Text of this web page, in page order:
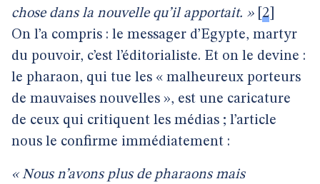
chose dans la nouvelle qu’il apportait. »[ 2
On l’a compris : le messager d’Egypte, martyr
du pouvoir, c’est l’éditorialiste. Et on le devine :
le pharaon, qui tue les « malheureux porteurs
de mauvaises nouvelles », est une caricature
de ceux qui critiquent les médias ; l’article
nous le confirme immédiatement :
« Nous n’avons plus de pharaons mais